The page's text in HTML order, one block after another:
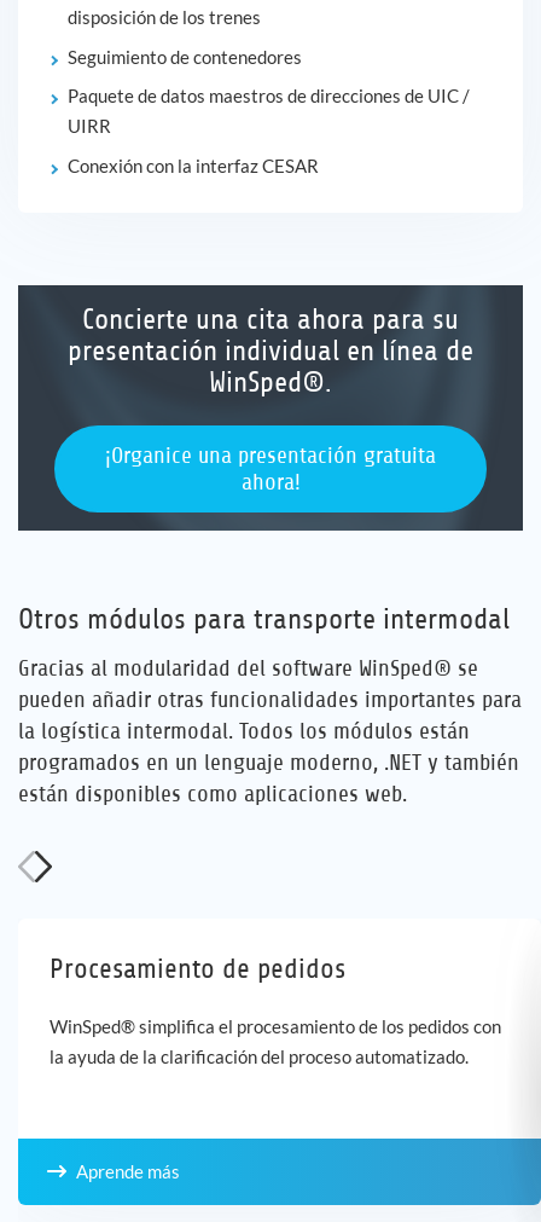
disposición de los trenes
Seguimiento de contenedores
Paquete de datos maestros de direcciones de UIC /
UIRR
Conexión con la interfaz CESAR
Concierte una cita ahora para su
presentación individual en línea de
WinSped®.
¡Organice una presentación gratuita
ahora!
Otros módulos para transporte intermodal
Gracias al modularidad del software WinSped® se
pueden añadir otras funcionalidades importantes para
la logística intermodal. Todos los módulos están
programados en un lenguaje moderno, .NET y también
están disponibles como aplicaciones web.
Procesamiento de pedidos
WinSped® simplifica el procesamiento de los pedidos con
la ayuda de la clarificación del proceso automatizado.
Aprende más